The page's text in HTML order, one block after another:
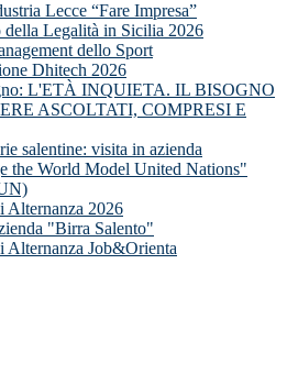
Lecce “Fare Impresa”
della Legalità in Sicilia 2026
dello Sport
Dhitech 2026
L'ETÀ INQUIETA. IL BISOGNO
ASCOLTATI, COMPRESI E
salentine: visita in azienda
the World Model United Nations"
Alternanza 2026
"Birra Salento"
Alternanza Job&Orienta